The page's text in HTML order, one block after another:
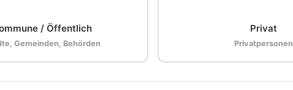
/ Öffentlich
Gemeinden, Behörden
Privat
Privatpersonen